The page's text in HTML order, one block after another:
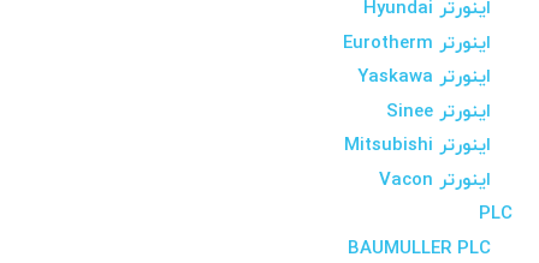
اینورتر Hyundai
اینورتر Eurotherm
اینورتر Yaskawa
اینورتر Sinee
اینورتر Mitsubishi
اینورتر Vacon
PLC
BAUMULLER PLC